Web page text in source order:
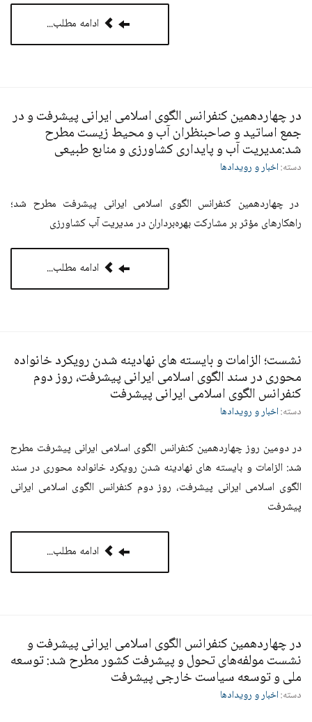
ادامه مطلب...
در چهاردهمین کنفرانس الگوی اسلامی ایرانی پیشرفت و در
جمع اساتید و صاحبنظران آب و محیط زیست مطرح
شد:مدیریت آب و پایداری کشاورزی و منابع طبیعی
دسته:اخبار و رویدادها
در چهاردهمین کنفرانس الگوی اسلامی ایرانی پیشرفت مطرح شد؛
راهکارهای مؤثر بر مشارکت بهره‌برداران در مدیریت آب کشاورزی
ادامه مطلب...
نشست؛ الزامات و بایسته های نهادینه شدن رویکرد خانواده
محوری در سند الگوی اسلامی ایرانی پیشرفت، روز دوم
کنفرانس الگوی اسلامی ایرانی پیشرفت
دسته:اخبار و رویدادها
در دومین روز چهاردهمین کنفرانس الگوی اسلامی ایرانی پیشرفت مطرح
شد: الزامات و بایسته های نهادینه شدن رویکرد خانواده محوری در سند
الگوی اسلامی ایرانی پیشرفت، روز دوم کنفرانس الگوی اسلامی ایرانی
پیشرفت
ادامه مطلب...
در چهاردهمین کنفرانس الگوی اسلامی ایرانی پیشرفت و
نشست مولفه‌های تحول و پیشرفت کشور مطرح شد: توسعه
ملی و توسعه سیاست خارجی پیشرفت
دسته:اخبار و رویدادها